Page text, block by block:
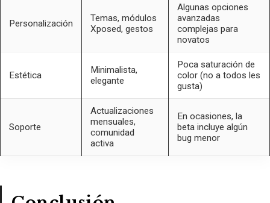
Personalización
Temas, módulos
Xposed, gestos
Algunas opciones
avanzadas
complejas para
novatos
Estética
Minimalista,
elegante
Poca saturación de
color (no a todos les
gusta)
Soporte
Actualizaciones
mensuales,
comunidad
activa
En ocasiones, la
beta incluye algún
bug menor